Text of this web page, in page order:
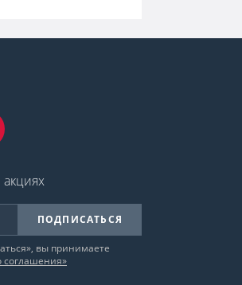
ПОДПИСАТЬСЯ
вы принимаете
соглашения»